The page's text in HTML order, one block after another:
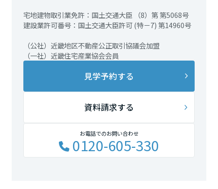
宅地建物取引業免許：国土交通大臣 （8）第 第5068号
建設業許可番号：国土交通大臣許可 (特－7) 第14960号
（公社）近畿地区不動産公正取引協議会加盟
（一社）近畿住宅産業協会会員
見学予約する
資料請求する
お電話でのお問い合わせ
0120-605-330